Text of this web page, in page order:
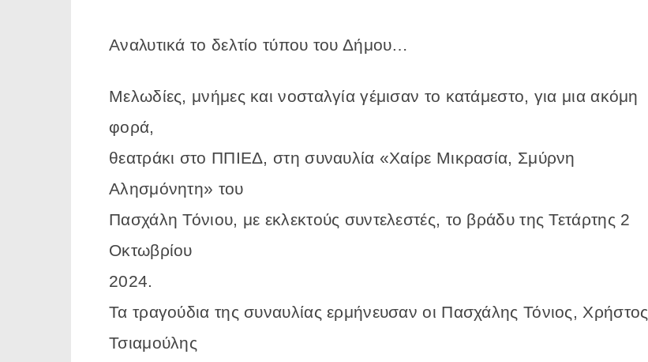
Αναλυτικά το δελτίο τύπου του Δήμου…
Μελωδίες, μνήμες και νοσταλγία γέμισαν το κατάμεστο, για μια ακόμη
φορά,
θεατράκι στο ΠΠΙΕΔ, στη συναυλία «Χαίρε Μικρασία, Σμύρνη
Αλησμόνητη» του
Πασχάλη Τόνιου, με εκλεκτούς συντελεστές, το βράδυ της Τετάρτης 2
Οκτωβρίου
2024.
Τα τραγούδια της συναυλίας ερμήνευσαν οι Πασχάλης Τόνιος, Χρήστος
Τσιαμούλης